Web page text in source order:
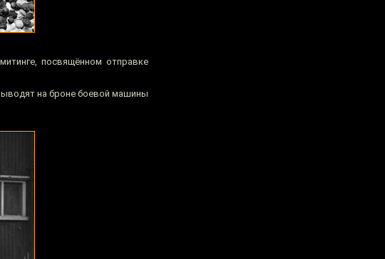
посвящённом отправке
на броне боевой машины